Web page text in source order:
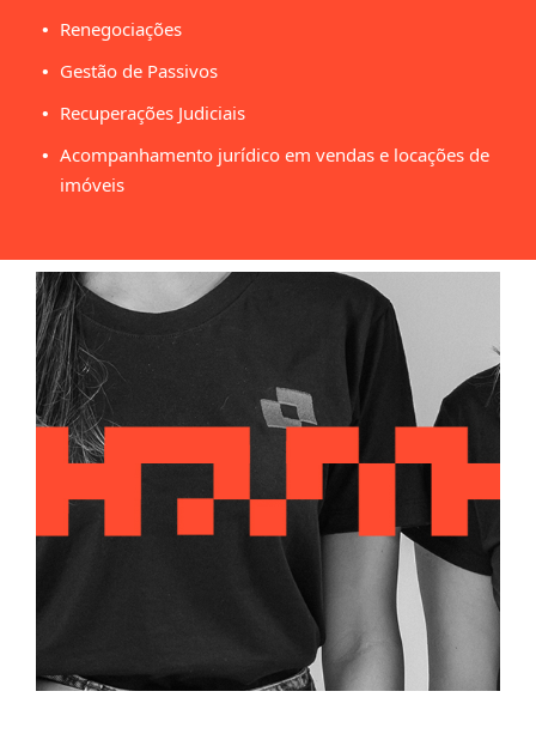
Renegociações
Gestão de Passivos
Recuperações Judiciais
Acompanhamento jurídico em vendas e locações de
imóveis